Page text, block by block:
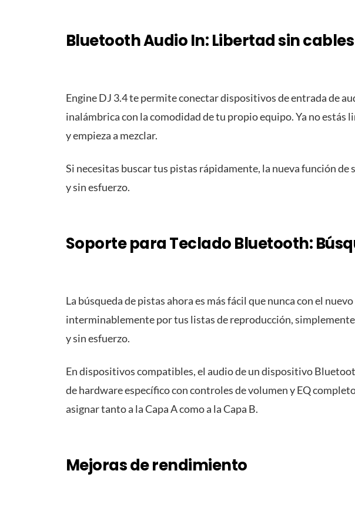
Bluetooth Audio In: Libertad sin cables
Engine DJ 3.4 te permite conectar dispositivos de entrada de
inalámbrica con la comodidad de tu propio equipo. Ya no
y empieza a mezclar.
Si necesitas buscar tus pistas rápidamente, la nueva función
y sin esfuerzo.
Soporte para Teclado Bluetooth:
La búsqueda de pistas ahora es más fácil que nunca con el
interminablemente por tus listas de reproducción,
y sin esfuerzo.
En dispositivos compatibles, el audio de un dispositivo
de hardware específico con controles de volumen y EQ
asignar tanto a la Capa A como a la Capa B.
Mejoras de rendimiento